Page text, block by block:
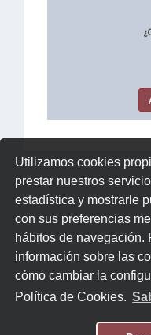
Utilizamos cookies
prestar nuestros
estadística y mostrarle
con sus preferencias
hábitos de navegación.
información sobre las
cómo cambiar la
Política de Cookies.